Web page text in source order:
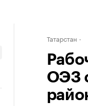
Татарстан
ОЭЗ